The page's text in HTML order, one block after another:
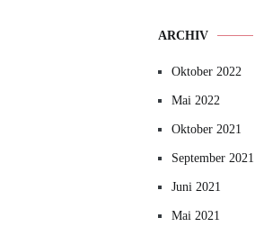
ARCHIV
Oktober 2022
Mai 2022
Oktober 2021
September 2021
Juni 2021
Mai 2021